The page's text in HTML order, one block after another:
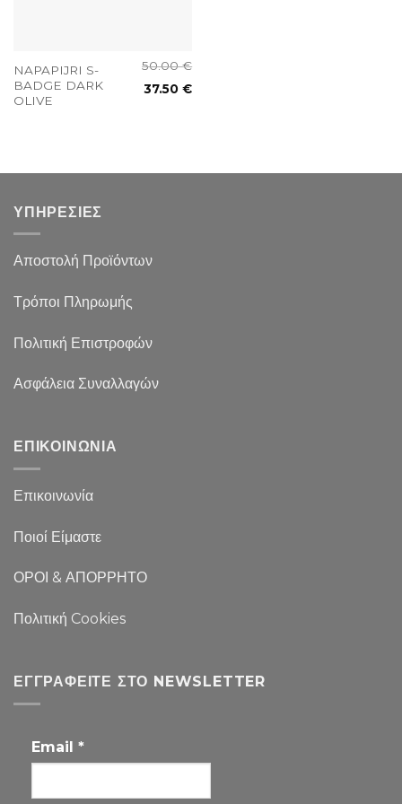
NAPAPIJRI S-
BADGE DARK
OLIVE
50.00€
37.50€
ΥΠΗΡΕΣΙΕΣ
Αποστολή Προϊόντων
Τρόποι Πληρωμής
Πολιτική Επιστροφών
Ασφάλεια Συναλλαγών
ΕΠΙΚΟΙΝΩΝΙΑ
Επικοινωνία
Ποιοί Είμαστε
ΟΡΟΙ & ΑΠΟΡΡΗΤΟ
Πολιτική Cookies
ΕΓΓΡΑΦΕΊΤΕ ΣΤΟ NEWSLETTER
Email *